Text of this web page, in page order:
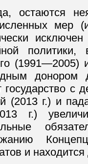
остаются
мер
(1991—2005)
донором
государство с
(2013 г.) и
г.)
и